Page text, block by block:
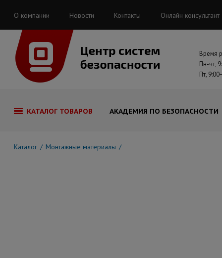
О компании Новости Контакты Онлайн консультант
Время
Пн-чт,
Пт,
КАТАЛОГ ТОВАРОВ АКАДЕМИЯ ПО БЕЗОПАСНОСТИ
Каталог Монтажные материалы